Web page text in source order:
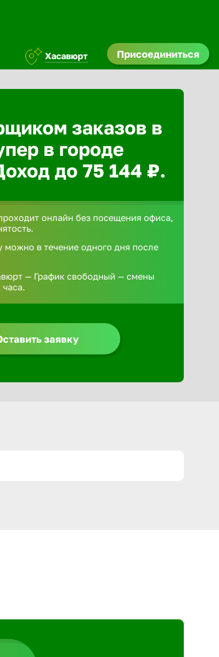
Хасавюрт Присоединиться
заказов в
в городе
до 75 144 ₽.
онлайн без посещения офиса,
можно в течение одного дня после
— График свободный — смены
заявку